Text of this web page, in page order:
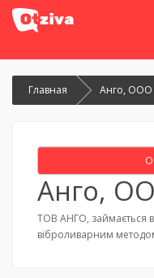
Главная Анго, ООО
Анго,
ТОВ АНГО, займається
віброливарним